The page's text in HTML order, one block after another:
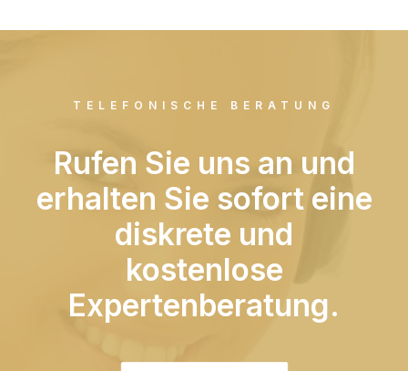
TELEFONISCHE BERATUNG
Rufen Sie uns an und
erhalten Sie sofort eine
diskrete und
kostenlose
Expertenberatung.